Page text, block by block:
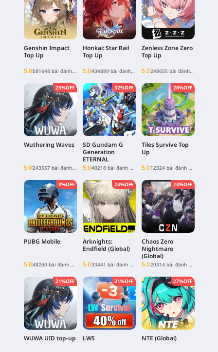
Genshin Impact
Top Up
5.0
581648 bài đánh giá
Honkai: Star Rail
Top Up
5.0
434889 bài đánh giá
Zenless Zone Zero
Top Up
5.0
248655 bài đánh giá
25%OFF
Wuthering Waves
5.0 243557 bài đánh giá
32%OFF
SD Gundam G
Generation
ETERNAL
5.0
40218 bài đánh giá
28%OFF
Tiles Survive Top
Up
5.0
12324 bài đánh giá
8%OFF
PUBG Mobile
5.0 48260 bài đánh giá
23%OFF
Arknights:
Endfield (Global)
5.0
33441 bài đánh giá
24%OFF
Chaos Zero
Nightmare
(Global)
5.0
20314 bài đánh giá
21%OFF
WUWA UID top-up
31%OFF
LWS
27%OFF
NTE (Global)